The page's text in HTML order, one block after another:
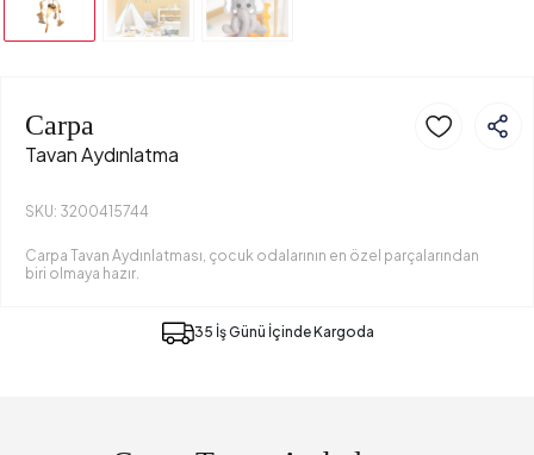
Carpa
Tavan Aydınlatma
SKU: 3200415744
Carpa Tavan Aydınlatması, çocuk odalarının en özel parçalarından
biri olmaya hazır.
35 İş Günü İçinde Kargoda